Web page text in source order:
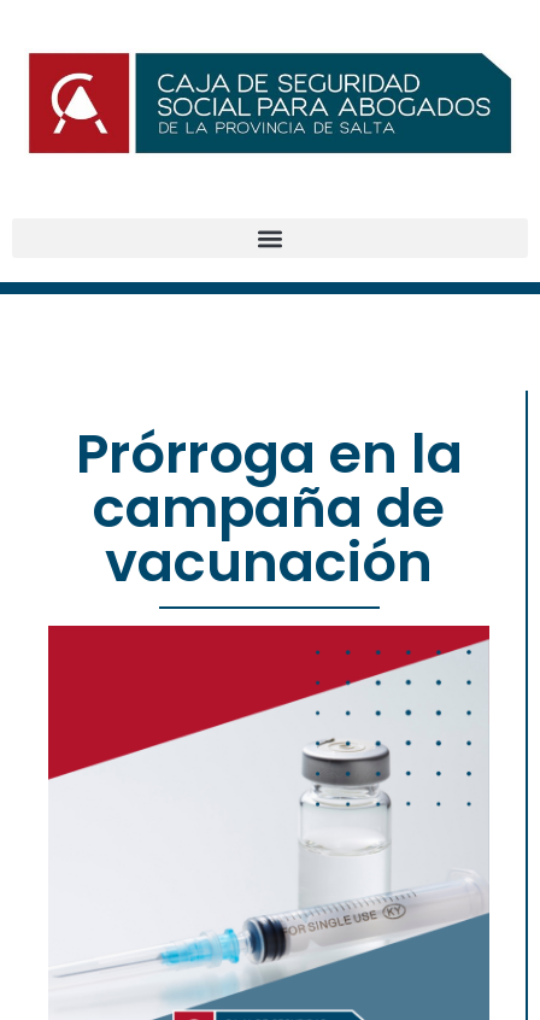
Prórroga en la
campaña de
vacunación
BENEFICIOS